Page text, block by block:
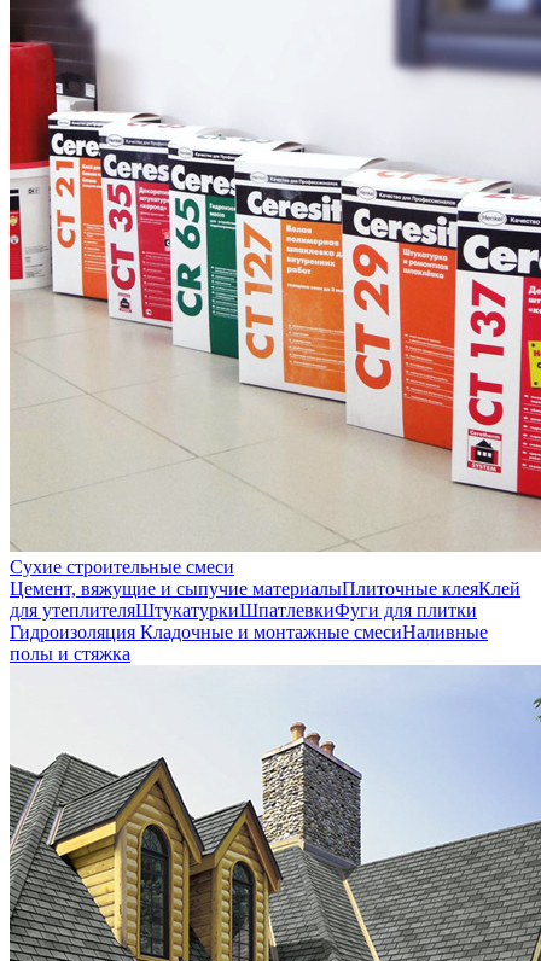
Сухие строительные смеси
Цемент, вяжущие и сыпучие материалыПлиточные клеяКлей
для утеплителяШтукатуркиШпатлевкиФуги для плитки
Гидроизоляция Кладочные и монтажные смесиНаливные
полы и стяжка